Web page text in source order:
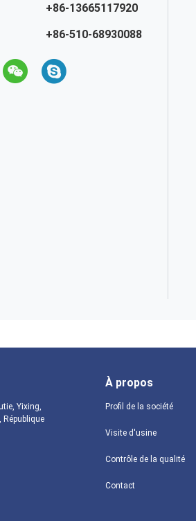
+86-13665117920
+86-510-68930088
Yixing,
République
À propos
Profil de la société
Visite d'usine
Contrôle de la qualité
Contact